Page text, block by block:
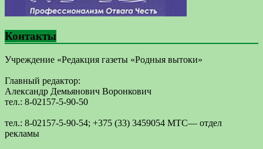
Контакты
Учреждение «Редакция газеты «Родныя вытоки»
Главный редактор:
Александр Демьянович Воронкович
тел.: 8-02157-5-90-50
тел.: 8-02157-5-90-54; +375 (33) 3459054 МТС— отдел
рекламы